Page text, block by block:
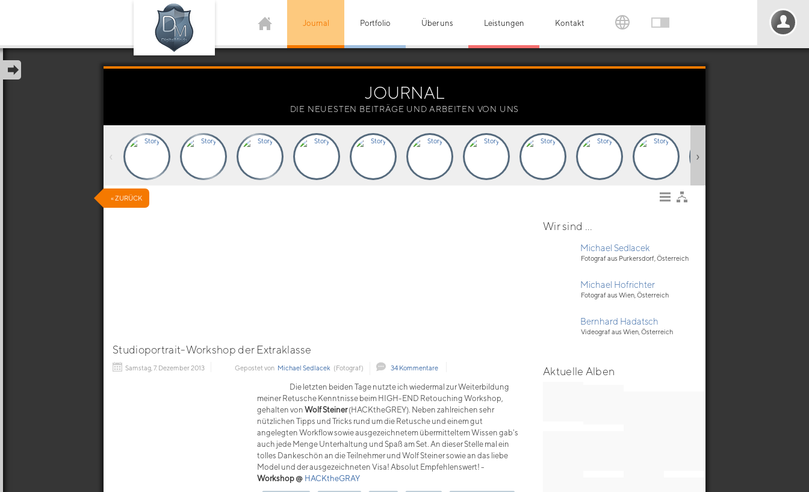
Journal Portfolio Über uns Leistungen Kontakt
JOURNAL
DIE NEUESTEN BEITRÄGE UND ARBEITEN VON UNS
‹ ›
« ZURÜCK
Studioportrait-Workshop der Extraklasse
Samstag, 7. Dezember 2013 Gepostet von Michael Sedlacek (Fotograf) 34 Kommentare
Die letzten beiden Tage nutzte ich wiedermal zur Weiterbildung
meiner Retusche Kenntnisse beim HIGH-END Retouching Workshop,
gehalten von Wolf Steiner(HACKtheGREY). Neben zahlreichen sehr
nützlichen Tipps und Tricks rund um die Retusche und einem gut
angelegten Workflow sowie ausgezeichnetem übermitteltem Wissen gab's
auch jede Menge Unterhaltung und Spaß am Set. An dieser Stelle mal ein
tolles Dankeschön an die Teilnehmer und Wolf Steiner sowie an das liebe
Model und der ausgezeichneten Visa! Absolut Empfehlenswert! -
Workshop @ HACKtheGRAY
Wir sind ...
Michael Sedlacek
Fotograf aus Purkersdorf, Österreich
Michael Hofrichter
Fotograf aus Wien, Österreich
Bernhard Hadatsch
Videograf aus Wien, Österreich
Aktuelle Alben